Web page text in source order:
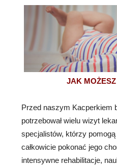
JAK
Przed naszym Kacperkiem
potrzebował wielu wizyt
specjalistów, którzy
całkowicie pokonać jego
intensywne rehabilitacje,